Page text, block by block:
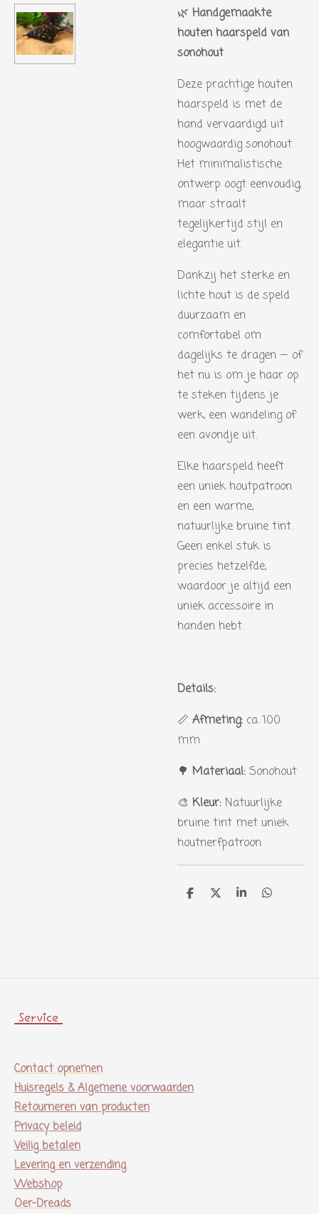
🌿 Handgemaakte
houten haarspeld van
sonohout
Deze prachtige houten
haarspeld is met de
hand vervaardigd uit
hoogwaardig sonohout.
Het minimalistische
ontwerp oogt eenvoudig,
maar straalt
tegelijkertijd stijl en
elegantie uit.
Dankzij het sterke en
lichte hout is de speld
duurzaam en
comfortabel om
dagelijks te dragen — of
het nu is om je haar op
te steken tijdens je
werk, een wandeling of
een avondje uit.
Elke haarspeld heeft
een uniek houtpatroon
en een warme,
natuurlijke bruine tint.
Geen enkel stuk is
precies hetzelfde,
waardoor je altijd een
uniek accessoire in
handen hebt.
Details:
📏 Afmeting: ca. 100
mm
🌳 Materiaal: Sonohout
🎨 Kleur: Natuurlijke
bruine tint met uniek
houtnerfpatroon
D D S D
Service
Contact opnemen
Huisregels & Algemene voorwaarden
Retourneren van producten
Privacy beleid
Veilig betalen
Levering en verzending
Webshop
Oer-Dreads